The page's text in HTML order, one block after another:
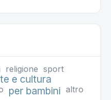
religione sport
e cultura
per bambini altro